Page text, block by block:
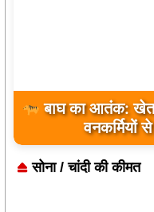
बाघ का आतंक: खेत
वनकर्मियों
सोना / चांदी की कीमत